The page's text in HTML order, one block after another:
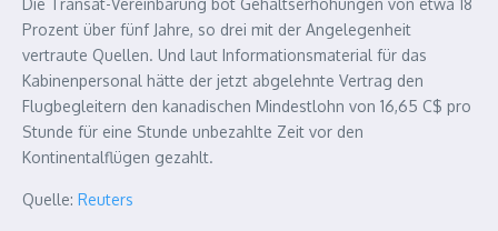
Die Transat-Vereinbarung bot Gehaltserhöhungen von etwa 18
Prozent über fünf Jahre, so drei mit der Angelegenheit
vertraute Quellen. Und laut Informationsmaterial für das
Kabinenpersonal hätte der jetzt abgelehnte Vertrag den
Flugbegleitern den kanadischen Mindestlohn von 16,65 C$ pro
Stunde für eine Stunde unbezahlte Zeit vor den
Kontinentalflügen gezahlt.
Quelle: Reuters